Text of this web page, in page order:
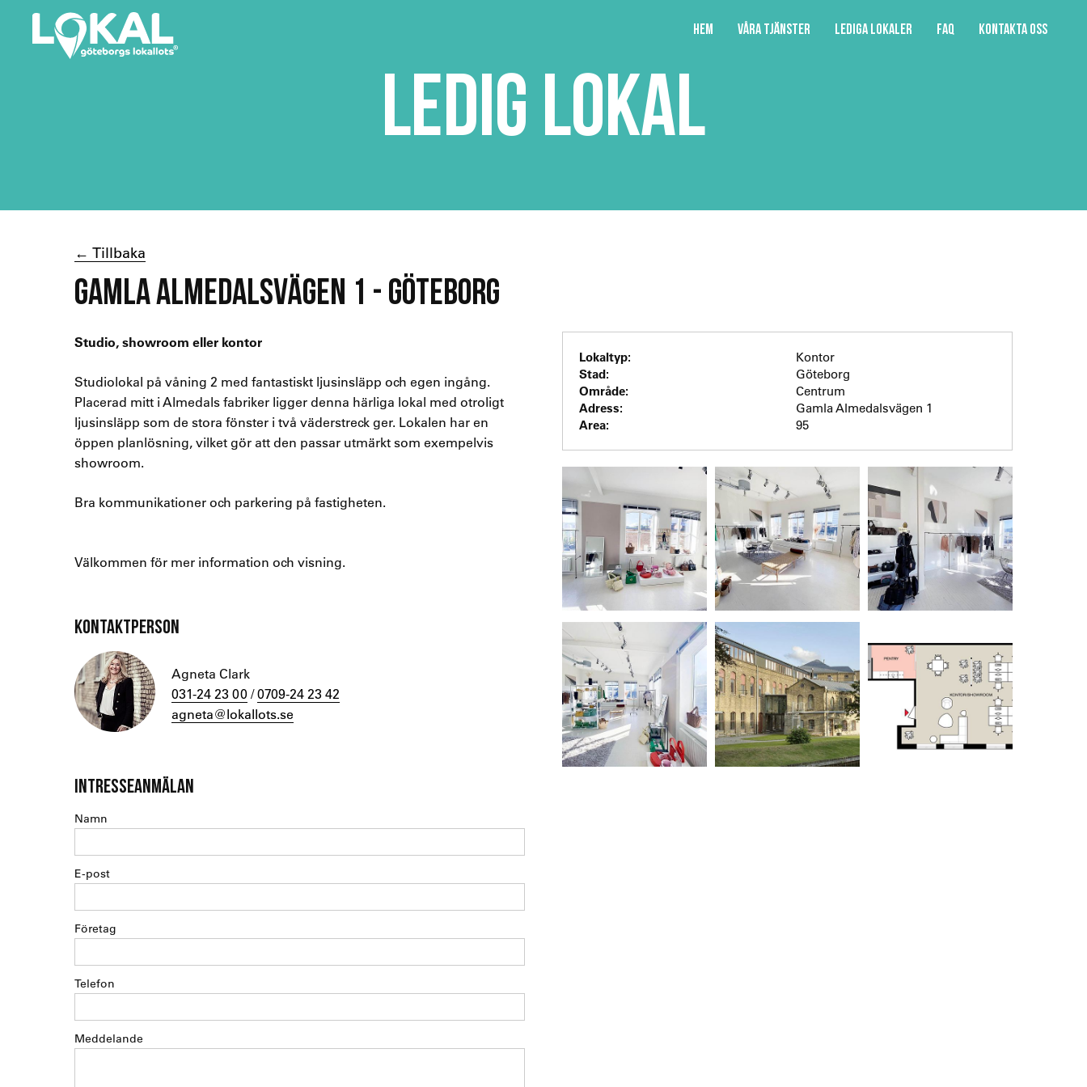
Hem Våra tjänster Lediga lokaler FAQ Kontakta oss
LEDIG LOKAL
← Tillbaka
GAMLA ALMEDALSVÄGEN 1 - GÖTEBORG
Studio, showroom eller kontor
Studiolokal på våning 2 med fantastiskt ljusinsläpp och egen ingång.
Placerad mitt i Almedals fabriker ligger denna härliga lokal med otroligt
ljusinsläpp som de stora fönster i två väderstreck ger. Lokalen har en
öppen planlösning, vilket gör att den passar utmärkt som exempelvis
showroom.
Bra kommunikationer och parkering på fastigheten.
Välkommen för mer information och visning.
KONTAKTPERSON
Agneta Clark
031-24 23 00/0709-24 23 42
agneta@lokallots.se
INTRESSEANMÄLAN
Namn
E-post
Företag
Telefon
Meddelande
Lokaltyp:
Kontor
Stad:
Göteborg
Område:
Centrum
Adress:
Gamla Almedalsvägen 1
Area:
95